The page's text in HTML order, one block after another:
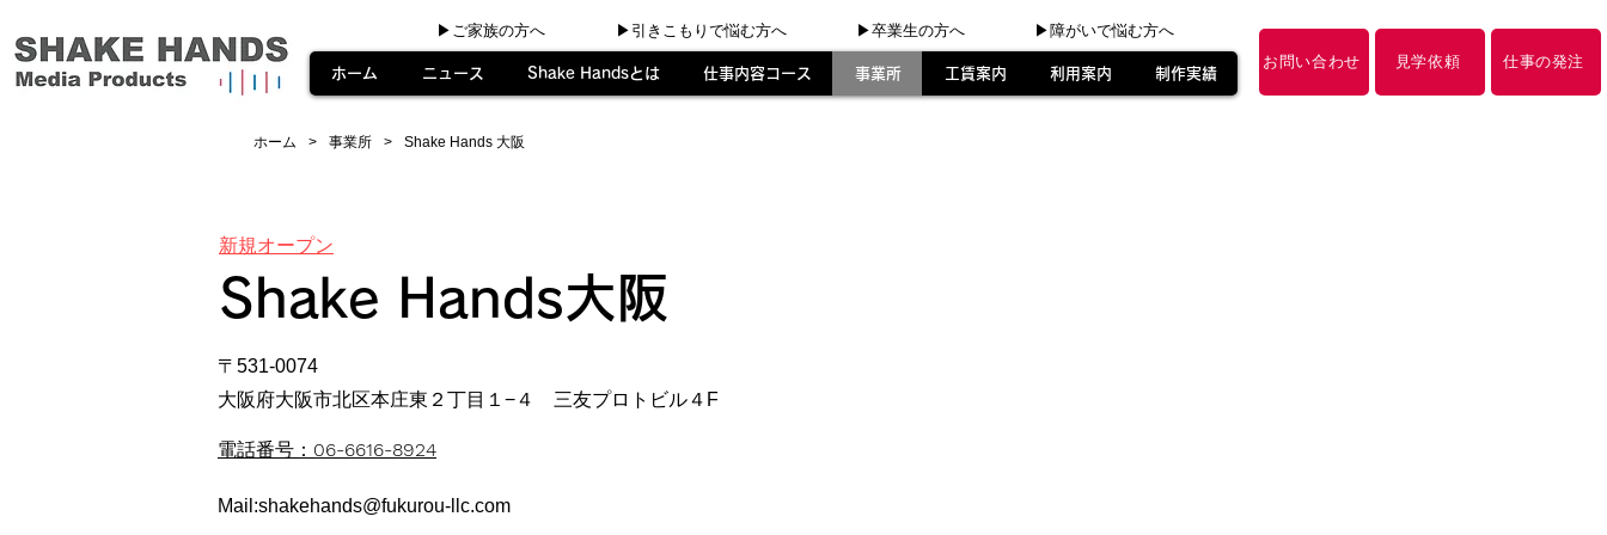
▶︎ご家族の方へ ▶︎引きこもりで悩む方へ ▶︎卒業生の方へ ▶︎障がいで悩む方へ
ホーム ニュース Shake Handsとは 仕事内容コース 事業所 工賃案内 利用案内 制作実績
お問い合わせ 見学依頼 仕事の発注
ホーム > 事業所 > Shake Hands 大阪
Shake Hands大阪
〒531-0074
大阪府大阪市北区本庄東２丁目１−４ 三友プロトビル４F
電話番号： 06-6616-8924
Mail:shakehands@fukurou-llc.com
新規オープン